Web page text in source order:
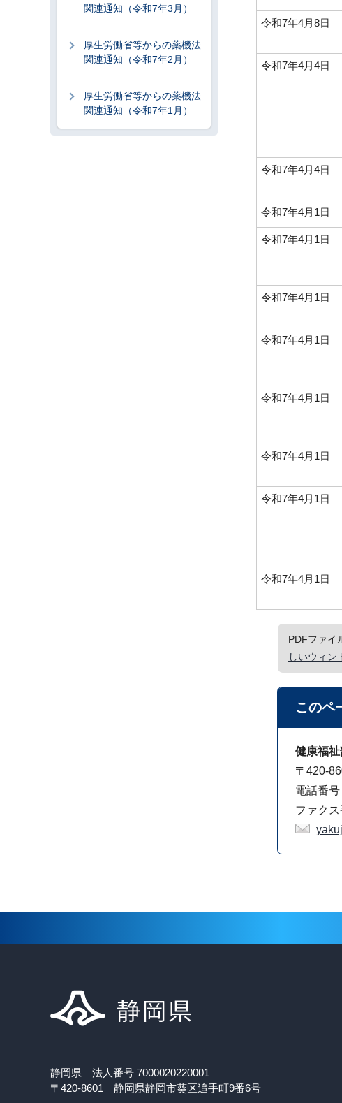
令和7年4月8日
令和7年4月4日
令和7年4月4日
令和7年4月1日
令和7年4月1日
令和7年4月1日
令和7年4月1日
令和7年4月1日
令和7年4月1日
令和7年4月1日
令和7年4月1日
PDFファイ
しいウィン
このペ
健康福
〒420-
電話番
ファク
関連通知（令和7年3月）
厚生労働省等からの薬機法
関連通知（令和7年2月）
厚生労働省等からの薬機法
関連通知（令和7年1月）
静岡県 法人番号 7000020220001
〒420-8601 静岡県静岡市葵区追手町9番6号